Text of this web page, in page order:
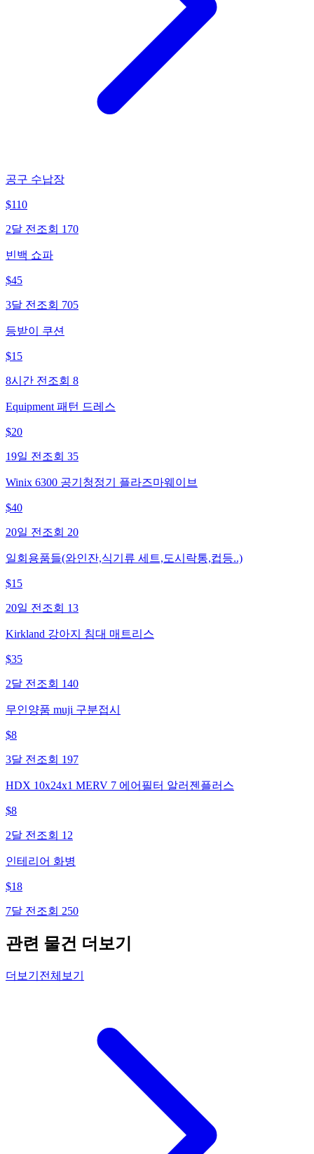
공구 수납장
$110
2달 전 조회 170
빈백 쇼파
$45
3달 전 조회 705
등받이 쿠션
$15
8시간 전 조회 8
Equipment 패턴 드레스
$20
19일 전 조회 35
Winix 6300 공기청정기 플라즈마웨이브
$40
20일 전 조회 20
일회용품들(와인잔,식기류 세트,도시락통,컵등..)
$15
20일 전 조회 13
Kirkland 강아지 침대 매트리스
$35
2달 전 조회 140
무인양품 muji 구분접시
$8
3달 전 조회 197
HDX 10x24x1 MERV 7 에어필터 알러젠플러스
$8
2달 전 조회 12
인테리어 화병
$18
7달 전 조회 250
관련 물건 더보기
더보기 전체보기